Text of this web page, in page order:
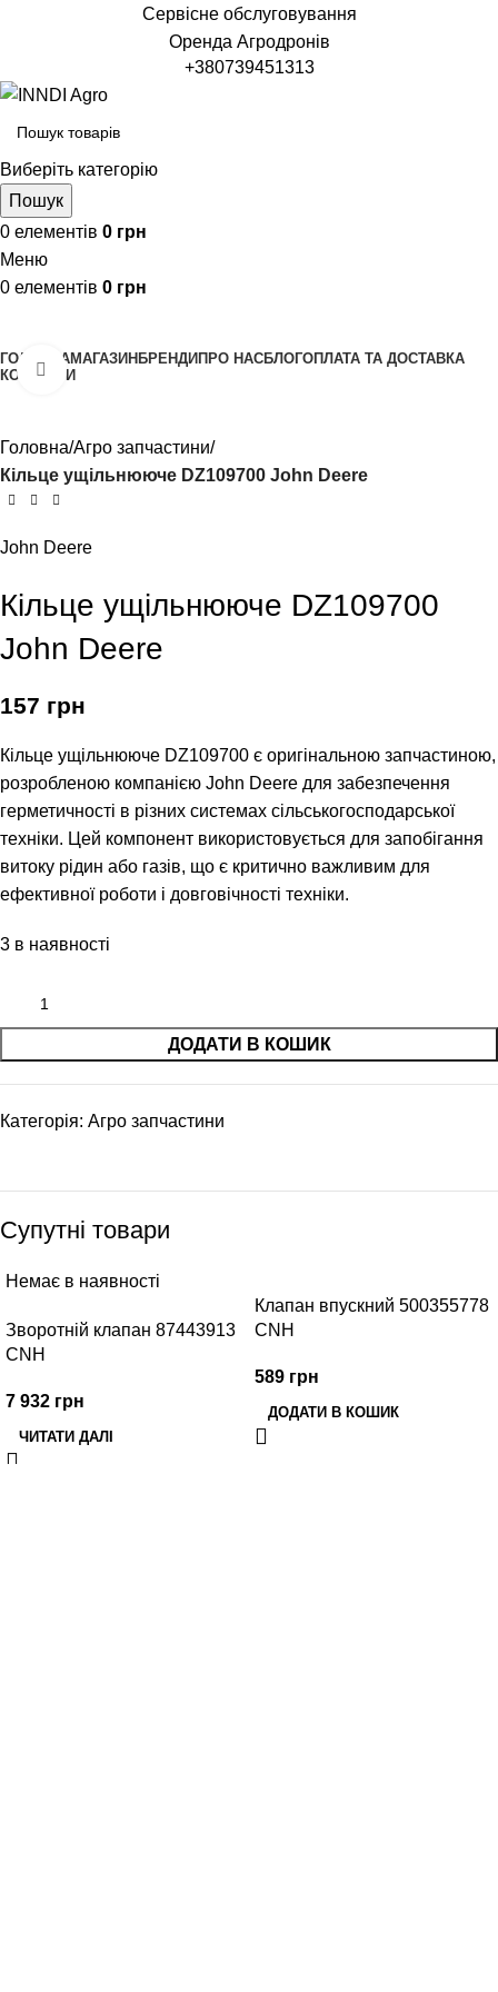
Сервісне обслуговування
Оренда Агродронів
+380739451313
Виберіть категорію
Пошук
0 елементів 0 грн
Меню
0 елементів 0 грн
ГОЛОВНАМАГАЗИН БРЕНДИ ПРО НАСБЛОГОПЛАТА ТА ДОСТАВКА
КОНТАКТИКлацніть, щоб збільшити
Головна Агро запчастини
Кільце ущільнююче DZ109700 John Deere
John Deere
Кільце ущільнююче DZ109700
John Deere
157 грн
Кільце ущільнююче DZ109700 є оригінальною запчастиною,
розробленою компанією John Deere для забезпечення
герметичності в різних системах сільськогосподарської
техніки. Цей компонент використовується для запобігання
витоку рідин або газів, що є критично важливим для
ефективної роботи і довговічності техніки.
3 в наявності
ДОДАТИ В КОШИК
Категорія: Агро запчастини
Супутні товари
Немає в наявності
Зворотній клапан 87443913
CNH
7 932 грн
ЧИТАТИ ДАЛІ
Клапан впускний 500355778
CNH
589 грн
ДОДАТИ В КОШИК